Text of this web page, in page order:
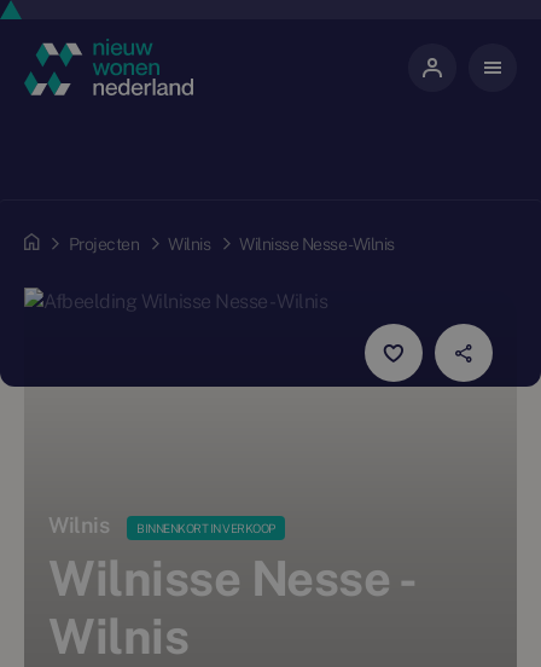
Projecten Wilnis Wilnisse Nesse - Wilnis
Wilnis BINNENKORT IN VERKOOP
Wilnisse Nesse -
Wilnis